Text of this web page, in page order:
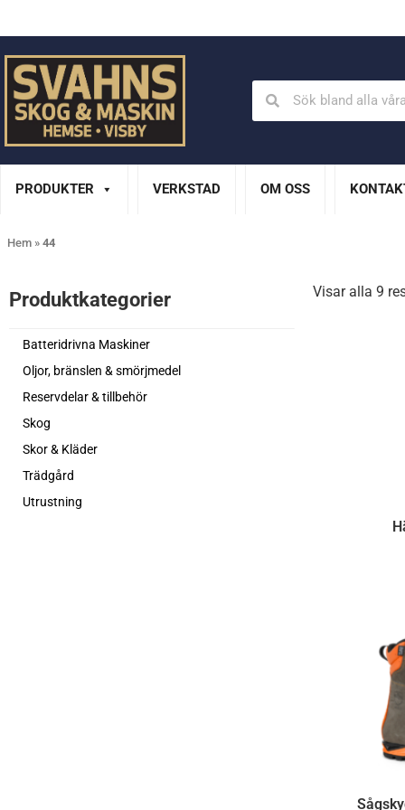
PRODUKTER VERKSTAD OM OSS
Hem » 44
Produktkategorier​
Batteridrivna Maskiner
Oljor, bränslen & smörjmedel
Reservdelar & tillbehör
Skog
Skor & Kläder
Trädgård
Utrustning
Visar alla 9